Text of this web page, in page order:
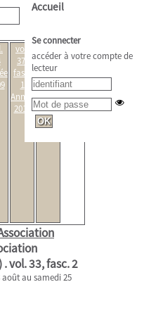
vol.
37,
fasc.
1
Année
2012
vol.
37,
fasc.
2
Année
2012
.vol. 33, fasc. 2
août au samedi 25
Accueil
Se connecter
accéder à votre compte de
lecteur